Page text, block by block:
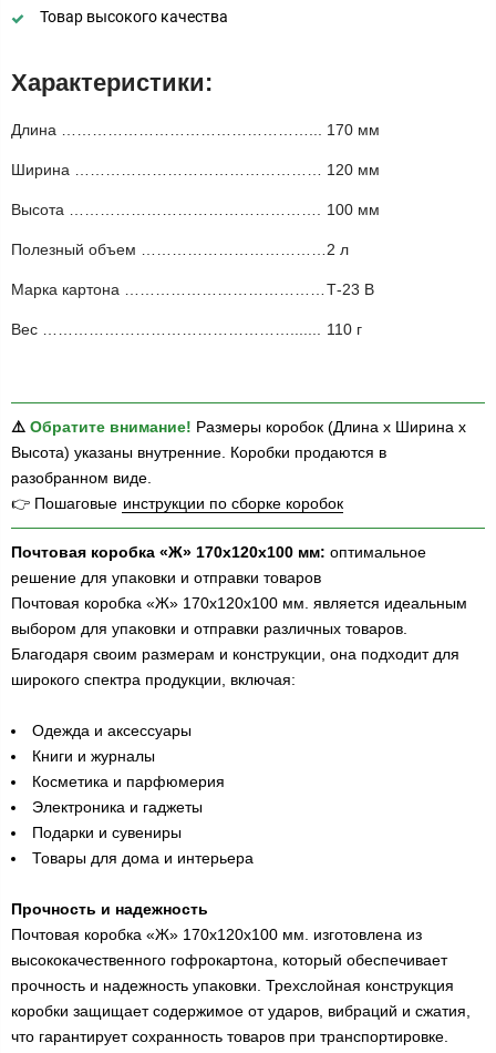
Товар высокого качества
Характеристики:
Длина …………………………………………... 170 мм
Ширина ………………………………………… 120 мм
Высота …………………………………………. 100 мм
Полезный объем ……………………………… 2 л
Марка картона ………………………………… Т-23 B
Вес …………………………………………....... 110 г
⚠️ Обратите внимание! Размеры коробок (Длина х Ширина х
Высота) указаны внутренние. Коробки продаются в
разобранном виде.
👉 Пошаговые инструкции по сборке коробок
Почтовая коробка «Ж» 170х120х100 мм: оптимальное
решение для упаковки и отправки товаров
Почтовая коробка «Ж» 170х120х100 мм. является идеальным
выбором для упаковки и отправки различных товаров.
Благодаря своим размерам и конструкции, она подходит для
широкого спектра продукции, включая:
Одежда и аксессуары
Книги и журналы
Косметика и парфюмерия
Электроника и гаджеты
Подарки и сувениры
Товары для дома и интерьера
Прочность и надежность
Почтовая коробка «Ж» 170х120х100 мм. изготовлена из
высококачественного гофрокартона, который обеспечивает
прочность и надежность упаковки. Трехслойная конструкция
коробки защищает содержимое от ударов, вибраций и сжатия,
что гарантирует сохранность товаров при транспортировке.